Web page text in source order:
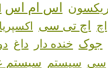
اس ام اس
اچ
اچ تی سی اکسپریا
جوک خنده دار داغ
سی سیستم سیستم